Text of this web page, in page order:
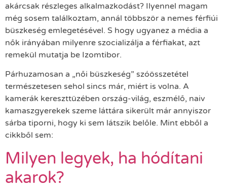
akárcsak részleges alkalmazkodást? Ilyennel magam
még sosem találkoztam, annál többször a nemes férfiúi
büszkeség emlegetésével. S hogy ugyanez a média a
nők irányában milyenre szocializálja a férfiakat, azt
remekül mutatja be Izomtibor.
Párhuzamosan a „női büszkeség” szóösszetétel
természetesen sehol sincs már, miért is volna. A
kamerák kereszttüzében ország-világ, eszmélő, naiv
kamaszgyerekek szeme láttára sikerült már annyiszor
sárba tiporni, hogy ki sem látszik belőle. Mint ebből a
cikkből sem:
Milyen legyek, ha hódítani
akarok?